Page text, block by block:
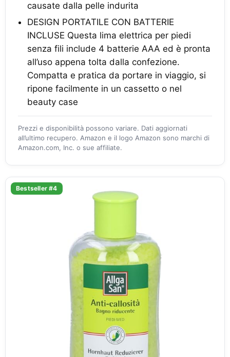
causate dalla pelle indurita
DESIGN PORTATILE CON BATTERIE
INCLUSE Questa lima elettrica per piedi
senza fili include 4 batterie AAA ed è pronta
all’uso appena tolta dalla confezione.
Compatta e pratica da portare in viaggio, si
ripone facilmente in un cassetto o nel
beauty case
Prezzi e disponibilità possono variare. Dati aggiornati
all’ultimo recupero. Amazon e il logo Amazon sono marchi di
Amazon.com, Inc. o sue affiliate.
Bestseller #4